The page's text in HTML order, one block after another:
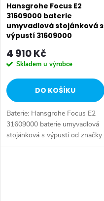
Hansgrohe Focus E2
31609000 baterie
umyvadlová stojánková s
výpustí 31609000
4 910 Kč
Skladem u výrobce
DO KOŠÍKU
Baterie: Hansgrohe Focus E2
31609000 baterie umyvadlová
stojánková s výpustí od značky
Hansgrohe. Série: Focus E2.